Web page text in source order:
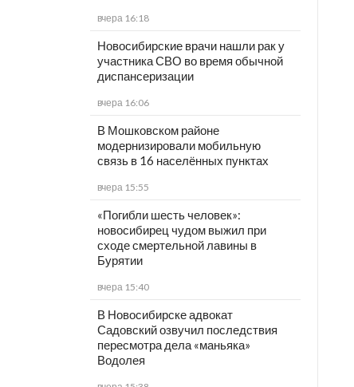
вчера 16:18
Новосибирские врачи нашли рак у
участника СВО во время обычной
диспансеризации
вчера 16:06
В Мошковском районе
модернизировали мобильную
связь в 16 населённых пунктах
вчера 15:55
«Погибли шесть человек»:
новосибирец чудом выжил при
сходе смертельной лавины в
Бурятии
вчера 15:40
В Новосибирске адвокат
Садовский озвучил последствия
пересмотра дела «маньяка»
Водолея